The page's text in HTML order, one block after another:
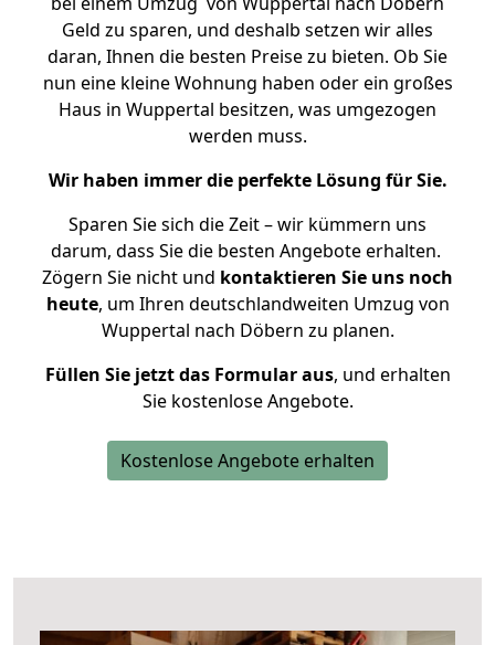
Geld zu sparen, und deshalb setzen wir alles
daran, Ihnen die besten Preise zu bieten. Ob Sie
nun eine kleine Wohnung haben oder ein großes
Haus in Wuppertal besitzen, was umgezogen
werden muss.
Wir haben immer die perfekte Lösung für Sie.
Sparen Sie sich die Zeit – wir kümmern uns
darum, dass Sie die besten Angebote erhalten.
Zögern Sie nicht und kontaktieren Sie uns noch
heute, um Ihren deutschlandweiten Umzug von
Wuppertal nach Döbern zu planen.
Füllen Sie jetzt das Formular aus, und erhalten
Sie kostenlose Angebote.
Kostenlose Angebote erhalten